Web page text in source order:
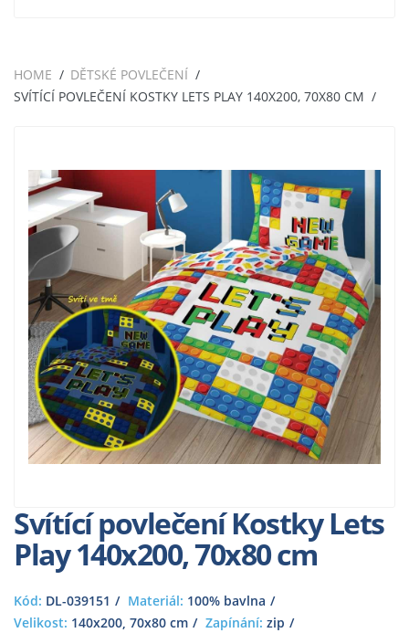
HOME
DĚTSKÉ POVLEČENÍ
SVÍTÍCÍ POVLEČENÍ KOSTKY LETS PLAY 140X200, 70X80 CM
Svítící povlečení Kostky Lets
Play 140x200, 70x80 cm
Kód: DL-039151 Materiál: 100% bavlna
Velikost: 140x200, 70x80 cm Zapínání: zip